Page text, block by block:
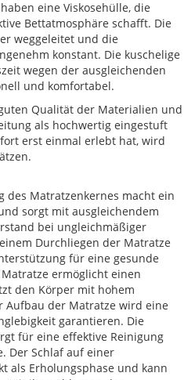
eine Viskosehülle, die
Bettatmosphäre schafft. Die
weggeleitet und die
konstant. Die kuschelige
wegen der ausgleichenden
und komfortabel.
Qualität der Materialien und
als hochwertig eingestuft
erst einmal erlebt hat, wird
des Matratzenkernes macht ein
sorgt mit ausgleichendem
bei ungleichmäßiger
Durchliegen der Matratze
für eine gesunde
Matratze ermöglicht einen
den Körper mit hohem
Aufbau der Matratze wird eine
garantieren. Die
für eine effektive Reinigung
Der Schlaf auf einer
als Erholungsphase und kann